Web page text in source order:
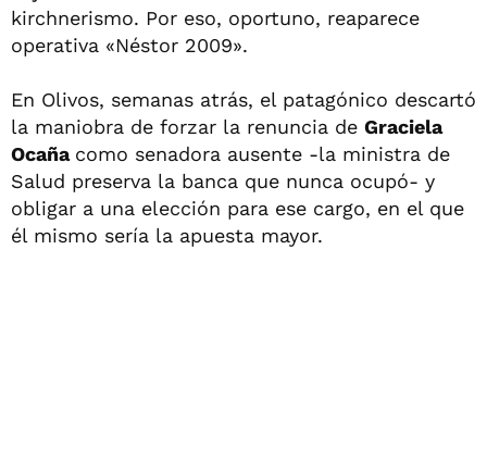
kirchnerismo. Por eso, oportuno, reaparece
operativa «Néstor 2009».
En Olivos, semanas atrás, el patagónico descartó
la maniobra de forzar la renuncia de Graciela
Ocaña como senadora ausente -la ministra de
Salud preserva la banca que nunca ocupó- y
obligar a una elección para ese cargo, en el que
él mismo sería la apuesta mayor.